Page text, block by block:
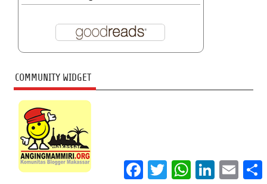
COMMUNITY WIDGET
Facebook
Twitter WhatsApp
LinkedInEmail